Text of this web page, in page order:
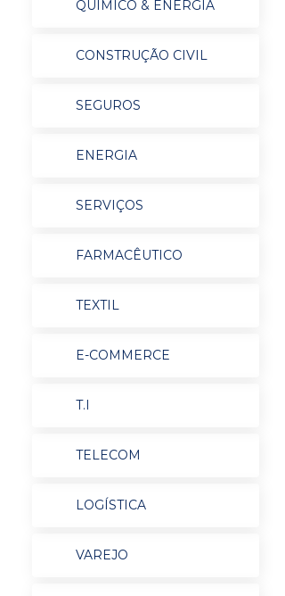
QUÍMICO & ENERGIA
CONSTRUÇÃO CIVIL
SEGUROS
ENERGIA
SERVIÇOS
FARMACÊUTICO
TEXTIL
E-COMMERCE
T.I
TELECOM
LOGÍSTICA
VAREJO